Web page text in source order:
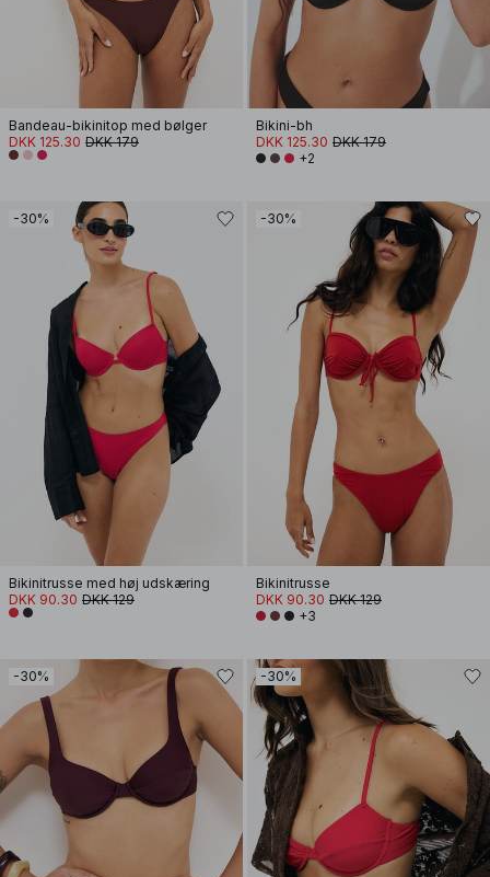
Bandeau-bikinitop med bølger
DKK 125.30 DKK 179
Bikini-bh
DKK 125.30 DKK 179
+2
-30%
Bikinitrusse med høj udskæring
DKK 90.30 DKK 129
-30%
Bikinitrusse
DKK 90.30 DKK 129
+3
-30% -30%